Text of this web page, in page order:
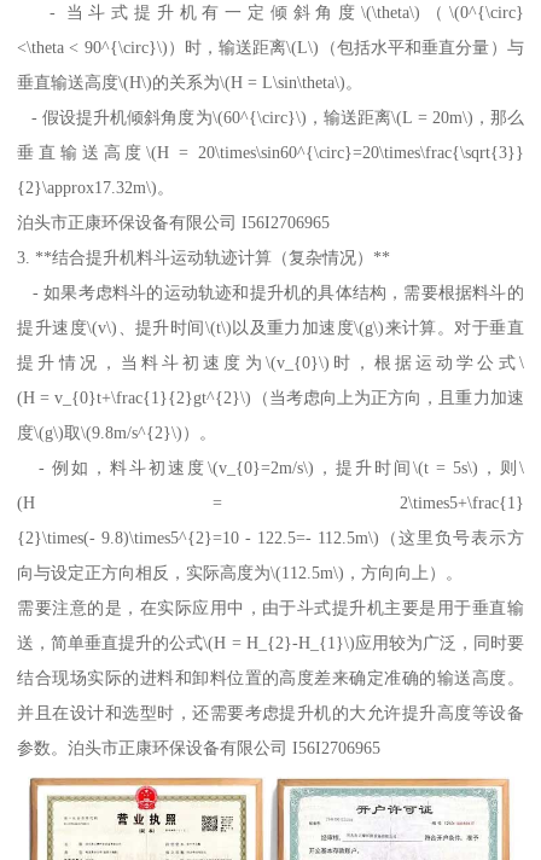
- 当斗式提升机有一定倾斜角度\(\theta\)（\(0^{\circ}
<\theta < 90^{\circ}\)）时，输送距离\(L\)（包括水平和垂直分量）与
垂直输送高度\(H\)的关系为\(H = L\sin\theta\)。
- 假设提升机倾斜角度为\(60^{\circ}\)，输送距离\(L = 20m\)，那么
垂直输送高度\(H = 20\times\sin60^{\circ}=20\times\frac{\sqrt{3}}
{2}\approx17.32m\)。
泊头市正康环保设备有限公司 I56I2706965
3. **结合提升机料斗运动轨迹计算（复杂情况）**
- 如果考虑料斗的运动轨迹和提升机的具体结构，需要根据料斗的
提升速度\(v\)、提升时间\(t\)以及重力加速度\(g\)来计算。对于垂直
提升情况，当料斗初速度为\(v_{0}\)时，根据运动学公式\
(H = v_{0}t+\frac{1}{2}gt^{2}\)（当考虑向上为正方向，且重力加速
度\(g\)取\(9.8m/s^{2}\)）。
- 例如，料斗初速度\(v_{0}=2m/s\)，提升时间\(t = 5s\)，则\
(H = 2\times5+\frac{1}
{2}\times(- 9.8)\times5^{2}=10 - 122.5=- 112.5m\)（这里负号表示方
向与设定正方向相反，实际高度为\(112.5m\)，方向向上）。
需要注意的是，在实际应用中，由于斗式提升机主要是用于垂直输
送，简单垂直提升的公式\(H = H_{2}-H_{1}\)应用较为广泛，同时要
结合现场实际的进料和卸料位置的高度差来确定准确的输送高度。
并且在设计和选型时，还需要考虑提升机的大允许提升高度等设备
参数。泊头市正康环保设备有限公司 I56I2706965